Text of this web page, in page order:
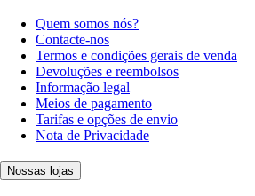
Quem somos nós?
Contacte-nos
Termos e condições gerais de venda
Devoluções e reembolsos
Informação legal
Meios de pagamento
Tarifas e opções de envio
Nota de Privacidade
Nossas lojas